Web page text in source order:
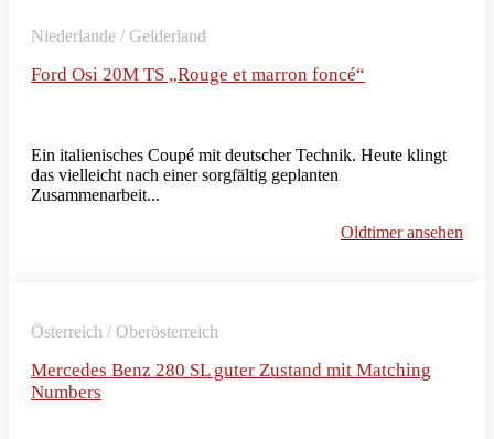
Niederlande / Gelderland
Ford Osi 20M TS „Rouge et marron foncé“
Ein italienisches Coupé mit deutscher Technik. Heute klingt
das vielleicht nach einer sorgfältig geplanten
Zusammenarbeit...
Oldtimer ansehen
Österreich / Oberösterreich
Mercedes Benz 280 SL guter Zustand mit Matching
Numbers